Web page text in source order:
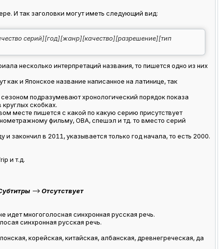
И так заголовки могут иметь следующий вид:
серий][год][жанр][качество][разрешение][тип
несколько интерпретаций названия, то пишется одно из них
как и Японское название написанное на латинице, так
подразумевают хронологический порядок показа
скобках.
месте пишется с какой по какую серию присутствует
фильму, ОВА, спешэл и тд. то вместо серий
закончил в 2011, указывается только год начала, то есть 2000.
и т.д.
-->Отсутствует
многоголосная синхронная русская речь.
синхронная русская речь.
корейская, китайская, албанская, древнегреческая, да